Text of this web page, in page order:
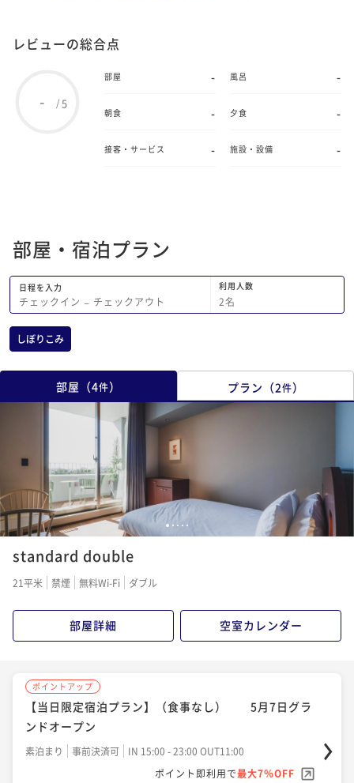
レビューの総合点
- /5
部屋 - 風呂 -
朝食 - 夕食 -
接客・サービス - 施設・設備 -
部屋・宿泊プラン
日程を入力
チェックイン − チェックアウト
利用人数
2名
しぼりこみ
部屋 （4件） プラン （2件）
1 2 3 4 5
standard double
21平米 禁煙 無料Wi-Fi ダブル
部屋詳細 空室カレンダー
ポイントアップ
【当日限定宿泊プラン】（食事なし） 5月7日グラ
ンドオープン
素泊まり 事前決済可
IN 15:00 - 23:00 OUT11:00
ポイント即利用で最大7％OFF